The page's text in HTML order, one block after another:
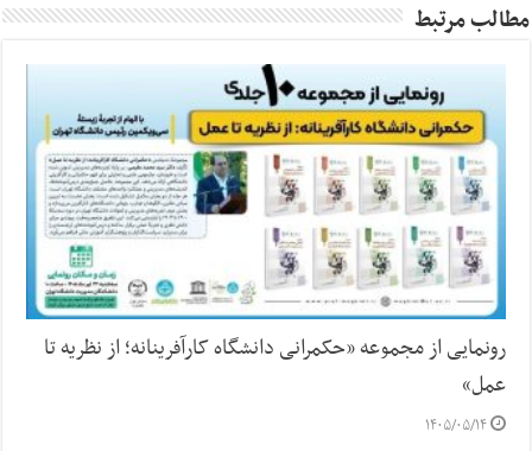
مطالب مرتبط
رونمایی از مجموعه «حکمرانی دانشگاه کارآفرینانه؛ از نظریه تا
عمل»
۱۴۰۵/۰۵/۱۴